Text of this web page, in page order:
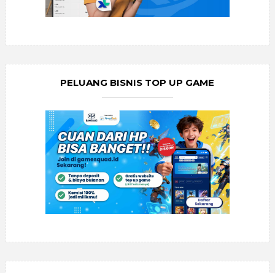
PELUANG BISNIS TOP UP GAME